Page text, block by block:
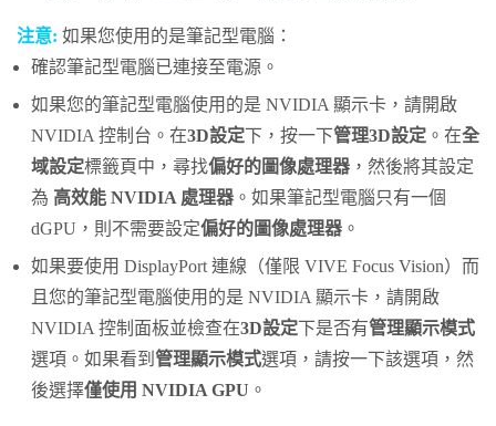
注意: 如果您使用的是筆記型電腦：
確認筆記型電腦已連接至電源。
如果您的筆記型電腦使用的是 NVIDIA 顯示卡，請開啟
NVIDIA 控制台。在3D設定下，按一下管理3D設定。在全
域設定標籤頁中，尋找偏好的圖像處理器，然後將其設定
為 高效能 NVIDIA 處理器。如果筆記型電腦只有一個
dGPU，則不需要設定偏好的圖像處理器。
如果要使用 DisplayPort連線（僅限 VIVE Focus Vision）而
且您的筆記型電腦使用的是 NVIDIA顯示卡，請開啟
NVIDIA控制面板並檢查在3D設定下是否有管理顯示模式
選項。如果看到 管理顯示模式選項，請按一下該選項，然
後選擇僅使用 NVIDIA GPU 。